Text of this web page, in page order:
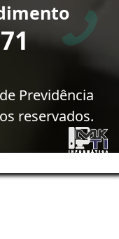
Previdência
reservados.